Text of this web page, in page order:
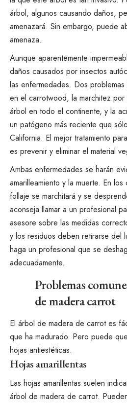
árbol, algunos causando daños,
amenazará. Sin embargo, puede
amenaza.
Aunque aparentemente
daños causados por insectos
las enfermedades. Dos
en el carrotwood, la marchitez
árbol en todo el continente, y la
un patógeno más reciente que
California. El mejor tratamiento
es prevenir y eliminar el material
Ambas enfermedades se harán
amarilleamiento y la muerte. En
follaje se marchitará y se
aconseja llamar a un profesional
asesore sobre las medidas
y los residuos deben retirarse del
haga un profesional que se
adecuadamente.
Problemas
de madera carrot
El árbol de madera de carrot es
que ha madurado. Pero puede
hojas antiestéticas.
Hojas amarillentas
Las hojas amarillentas suelen
árbol de madera de carrot.